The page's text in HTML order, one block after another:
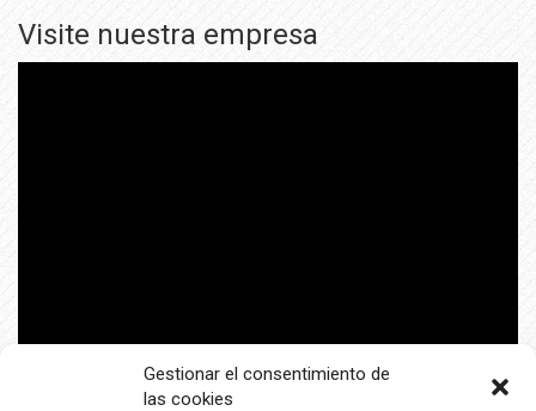
Gestionar el consentimiento de
las cookies
Visite nuestra empresa